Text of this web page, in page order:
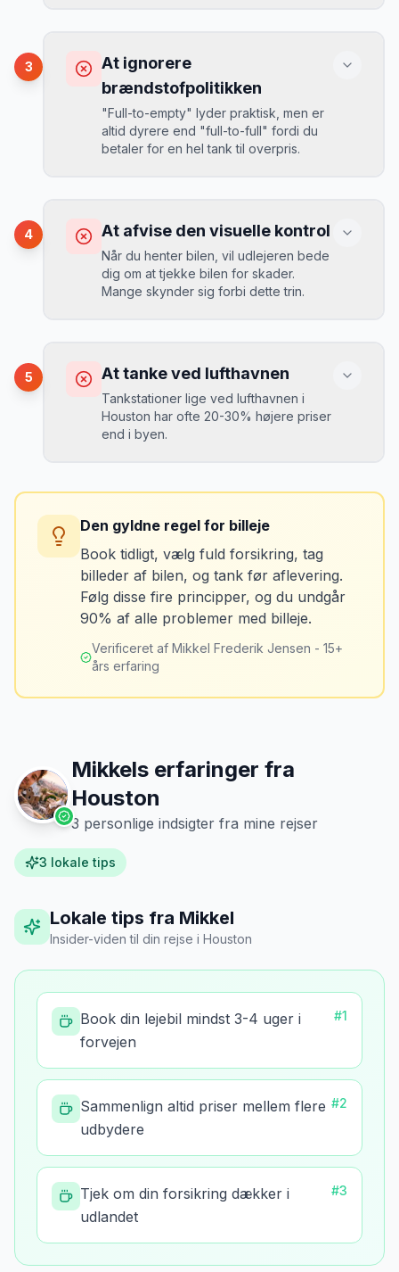
MJ
Mikkels erfaring
“I august 2024 så jeg priserne i
Houston stige fra 189 kr/dag til 349
kr/dag på bare 2 uger. Book tidligt!
Ved selv en mindre skade kan du blive
opkrævet tusindvis af kroner.
Løsning
Book altid med fuld kaskoforsikring uden
MJ
Mikkels erfaring September 2023
“ En lille bule i døren kostede mig 8.000
kr. i selvrisiko. Siden har jeg altid
3
At ignorere
brændstofpolitikken
"Full-to-empty" lyder praktisk, men er
altid dyrere end "full-to-full" fordi du
betaler for en hel tank til overpris.
Du betaler 20-30% mere for brændstof,
da udlejeren tager høje benzinpriser.
Løsning
4 At afvise den visuelle kontrol
Når du henter bilen, vil udlejeren bede
dig om at tjekke bilen for skader.
Mange skynder sig forbi dette trin.
Du kan blive opkrævet for skader, der
var der før du fik bilen.
Løsning
brændstofmåleren.
MJ
Mikkels erfaring Oktober 2024
“Jeg fotograferer altid bilen fra alle
vinkler ved afhentning. Det har reddet
5 At tanke ved lufthavnen
Tankstationer lige ved lufthavnen i
Houston har ofte 20-30% højere priser
end i byen.
sidste tankning.
Tank bilen op et par kilometer fra
lufthavnen dagen før aflevering. Priserne
er markant lavere.
Den gyldne regel for billeje
Book tidligt, vælg fuld forsikring, tag
billeder af bilen, og tank før aflevering.
Følg disse fire principper, og du undgår
90% af alle problemer med billeje.
Verificeret af Mikkel Frederik Jensen - 15+
års erfaring
Mikkels erfaringer fra
Houston
3 personlige indsigter fra mine rejser
3 lokale tips
Lokale tips fra Mikkel
Insider-viden til din rejse i Houston
Book din lejebil mindst 3-4 uger i
forvejen
#1
Sammenlign altid priser mellem flere
udbydere
#2
Tjek om din forsikring dækker i
udlandet
#3